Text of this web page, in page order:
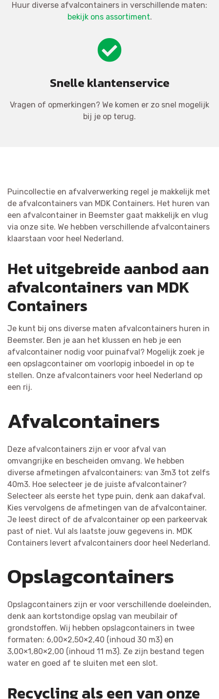
Huur diverse afvalcontainers in verschillende maten:
bekijk ons assortiment.
Snelle klantenservice
Vragen of opmerkingen? We komen er zo snel mogelijk
bij je op terug.
Puincollectie en afvalverwerking regel je makkelijk met
de afvalcontainers van MDK Containers. Het huren van
een afvalcontainer in Beemster gaat makkelijk en vlug
via onze site. We hebben verschillende afvalcontainers
klaarstaan voor heel Nederland.
Het uitgebreide aanbod aan
afvalcontainers van MDK
Containers
Je kunt bij ons diverse maten afvalcontainers huren in
Beemster. Ben je aan het klussen en heb je een
afvalcontainer nodig voor puinafval? Mogelijk zoek je
een opslagcontainer om voorlopig inboedel in op te
stellen. Onze afvalcontainers voor heel Nederland op
een rij.
Afvalcontainers
Deze afvalcontainers zijn er voor afval van
omvangrijke en bescheiden omvang. We hebben
diverse afmetingen afvalcontainers: van 3m3 tot zelfs
40m3. Hoe selecteer je de juiste afvalcontainer?
Selecteer als eerste het type puin, denk aan dakafval.
Kies vervolgens de afmetingen van de afvalcontainer.
Je leest direct of de afvalcontainer op een parkeervak
past of niet. Vul als laatste jouw gegevens in. MDK
Containers levert afvalcontainers door heel Nederland.
Opslagcontainers
Opslagcontainers zijn er voor verschillende doeleinden,
denk aan kortstondige opslag van meubilair of
grondstoffen. Wij hebben opslagcontainers in twee
formaten: 6,00×2,50×2,40 (inhoud 30 m3) en
3,00×1,80×2,00 (inhoud 11 m3). Ze zijn bestand tegen
water en goed af te sluiten met een slot.
Recycling als een van onze